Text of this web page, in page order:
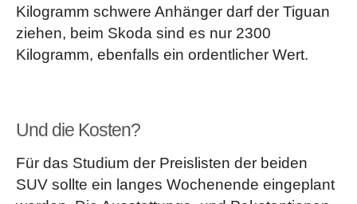
Kilogramm schwere Anhänger darf der Tiguan
ziehen, beim Skoda sind es nur 2300
Kilogramm, ebenfalls ein ordentlicher Wert.
Und die Kosten?
Für das Studium der Preislisten der beiden
SUV sollte ein langes Wochenende eingeplant